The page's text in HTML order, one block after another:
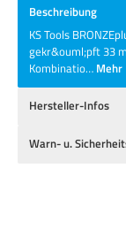
Beschreibung
KS Tools
gekr&ouml;pft 33
Kombinatio… Mehr
Hersteller-Infos
Warn- u.